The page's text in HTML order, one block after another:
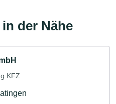
der Nähe
KFZ